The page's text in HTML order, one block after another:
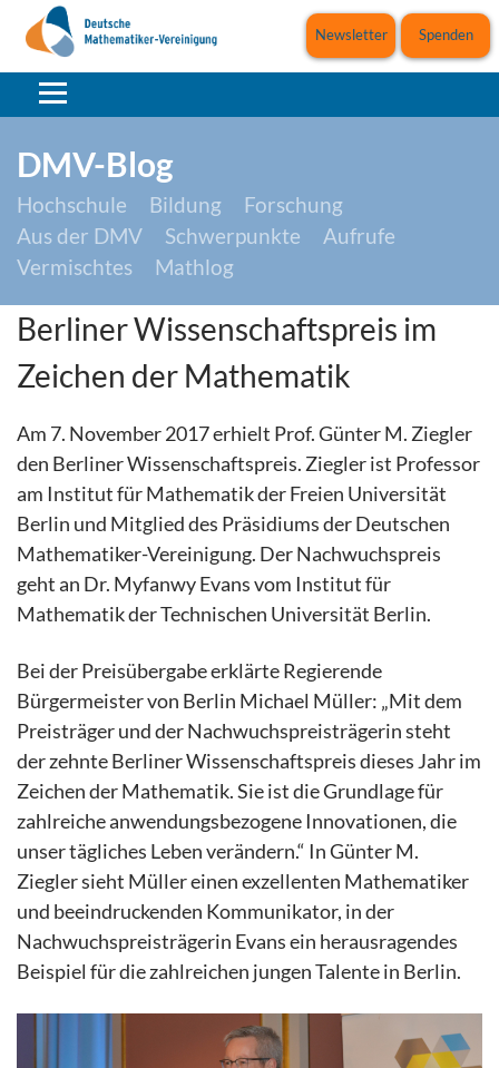
Spenden
Newsletter
DMV-Blog
Hochschule Bildung
Forschung
Aus der DMV
Schwerpunkte
Aufrufe
Vermischtes
Mathlog
Berliner Wissenschaftspreis im
Zeichen der Mathematik
Am 7. November 2017 erhielt Prof. Günter M. Ziegler
den Berliner Wissenschaftspreis. Ziegler ist Professor
am Institut für Mathematik der Freien Universität
Berlin und Mitglied des Präsidiums der Deutschen
Mathematiker-Vereinigung. Der Nachwuchspreis
geht an Dr. Myfanwy Evans vom Institut für
Mathematik der Technischen Universität Berlin.
Bei der Preisübergabe erklärte Regierende
Bürgermeister von Berlin Michael Müller: „Mit dem
Preisträger und der Nachwuchspreisträgerin steht
der zehnte Berliner Wissenschaftspreis dieses Jahr im
Zeichen der Mathematik. Sie ist die Grundlage für
zahlreiche anwendungsbezogene Innovationen, die
unser tägliches Leben verändern.“ In Günter M.
Ziegler sieht Müller einen exzellenten Mathematiker
und beeindruckenden Kommunikator, in der
Nachwuchspreisträgerin Evans ein herausragendes
Beispiel für die zahlreichen jungen Talente in Berlin.